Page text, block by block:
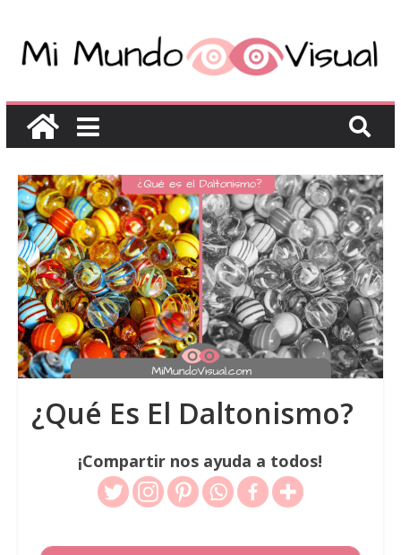
¿Qué Es El Daltonismo?
¡Compartir nos ayuda a todos!